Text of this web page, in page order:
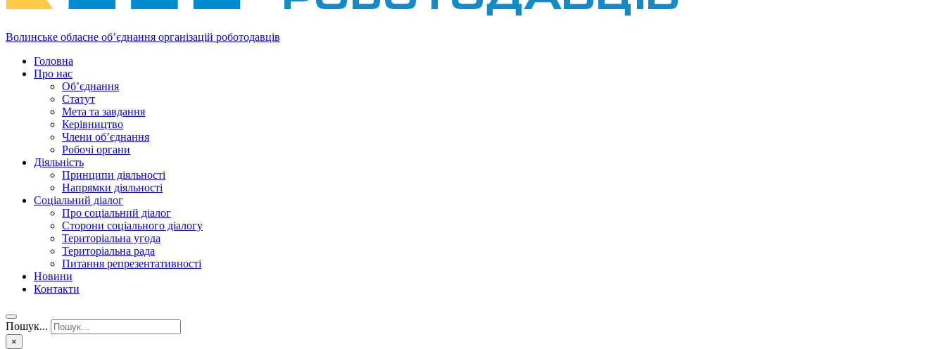
Волинське обласне об’єднання організацій роботодавців
Головна
Про нас
Об’єднання
Статут
Мета та завдання
Керівництво
Члени об’єднання
Робочі органи
Діяльність
Принципи діяльності
Напрямки діяльності
Соціальний діалог
Про соціальний діалог
Сторони соціального діалогу
Територіальна угода
Територіальна рада
Питання репрезентативності
Новини
Контакти
Пошук...
×